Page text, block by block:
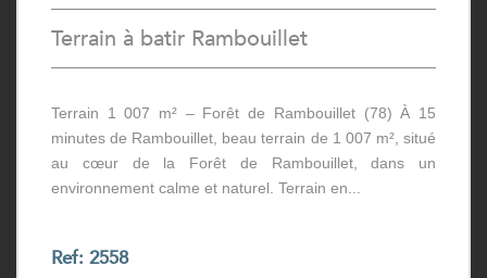
Terrain à batir Rambouillet
Terrain 1 007 m² – Forêt de Rambouillet (78) À 15
minutes de Rambouillet, beau terrain de 1 007 m², situé
au cœur de la Forêt de Rambouillet, dans un
environnement calme et naturel. Terrain en...
Ref: 2558